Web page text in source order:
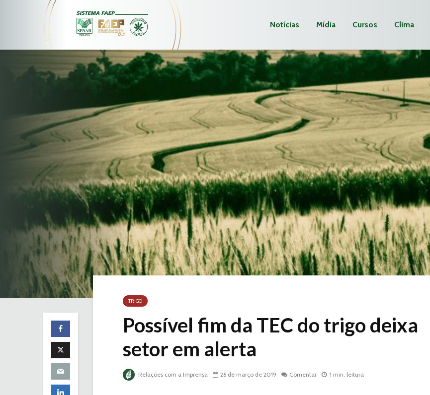
Notícias Mídia Cursos Clima
TRIGO
Possível fim da TEC do trigo deixa
setor em alerta
Relações com a Imprensa 26 de março de 2019 Comentar 1 min. leitura